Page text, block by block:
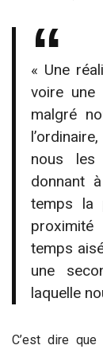
« Une
voire
malgré
nous les
donnant
temps la
proximité
temps
une
laquelle
C’est dire